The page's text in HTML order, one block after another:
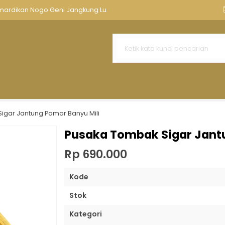
Nogo Geni Jangkung Lu
Pamor Sumur Bandung
Pamor Segoro Muncar Ngawat
Jung Isi Dunyo Tangguh HB
Aksesoris Keris Tempat Keris Tombak Kawruh
Jantung Pamor Banyu Mili
Pusaka Tombak Sigar
Rp 690.000
Kode
Stok
Kategori